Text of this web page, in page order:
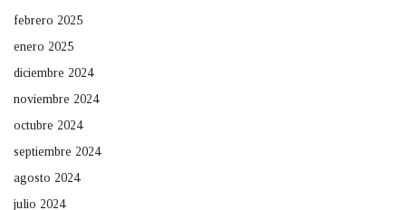
febrero 2025
enero 2025
diciembre 2024
noviembre 2024
octubre 2024
septiembre 2024
agosto 2024
julio 2024